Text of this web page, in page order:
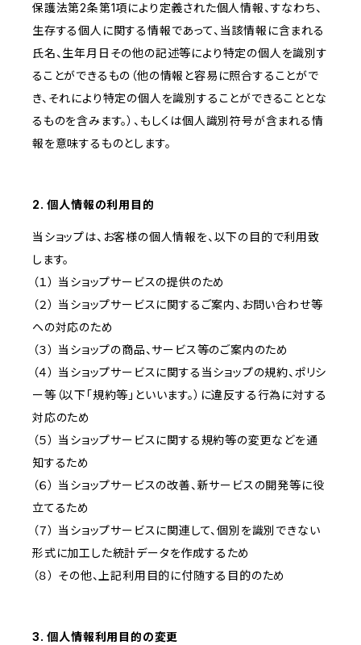
保護法第2条第1項により定義された個人情報、すなわち、
生存する個人に関する情報であって、当該情報に含まれる
氏名、生年月日その他の記述等により特定の個人を識別す
ることができるもの（他の情報と容易に照合することがで
き、それにより特定の個人を識別することができることとな
るものを含みます。）、もしくは個人識別符号が含まれる情
報を意味するものとします。
2. 個人情報の利用目的
当ショップは、お客様の個人情報を、以下の目的で利用致
します。
（１） 当ショップサービスの提供のため
（２） 当ショップサービスに関するご案内、お問い合わせ等
への対応のため
（３） 当ショップの商品、サービス等のご案内のため
（４） 当ショップサービスに関する当ショップの規約、ポリシ
ー等（以下「規約等」といいます。）に違反する行為に対する
対応のため
（５） 当ショップサービスに関する規約等の変更などを通
知するため
（６） 当ショップサービスの改善、新サービスの開発等に役
立てるため
（７） 当ショップサービスに関連して、個別を識別できない
形式に加工した統計データを作成するため
（８） その他、上記利用目的に付随する目的のため
3. 個人情報利用目的の変更